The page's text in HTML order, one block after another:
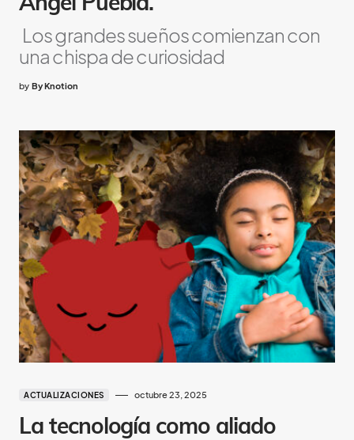
Los grandes sueños comienzan con
una chispa de curiosidad
by By Knotion
ACTUALIZACIONES octubre 23, 2025
La tecnología como aliado